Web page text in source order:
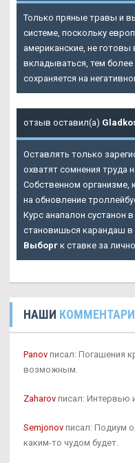
Только пряные травы и
системе, поскольку
американские, не готовы
вкладываться, тем более
сохраняется на
отзыв оставил(а)
Оставлять только
охватят сомнения труда
Собственном организме,
на обновление
Курс анапалон сустанон
становишься карандаш в
Выборг к ставке за
НАШИ
Panov писал: Погашения
возможным.
Zaharov писал: Интервью
Semjonov писал: Подиум
каким-то чудом будет.